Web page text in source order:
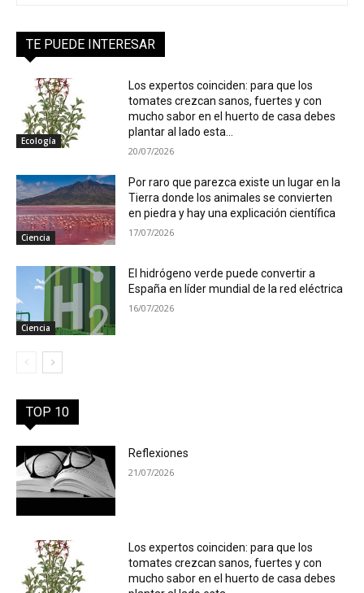
TE PUEDE INTERESAR
Ecología
Los expertos coinciden: para que los
tomates crezcan sanos, fuertes y con
mucho sabor en el huerto de casa debes
plantar al lado esta...
20/07/2026
Ciencia
Por raro que parezca existe un lugar en la
Tierra donde los animales se convierten
en piedra y hay una explicación científica
17/07/2026
Ciencia
El hidrógeno verde puede convertir a
España en líder mundial de la red eléctrica
16/07/2026
TOP 10
Reflexiones
21/07/2026
Los expertos coinciden: para que los
tomates crezcan sanos, fuertes y con
mucho sabor en el huerto de casa debes